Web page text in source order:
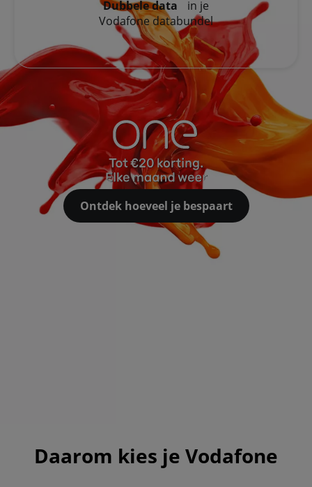
Dubbele data in je
Vodafone databundel
Ontdek hoeveel je bespaart
Daarom kies je Vodafone